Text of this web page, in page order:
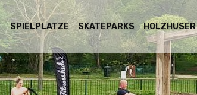
SPIELPLATZE SKATEPARKS HOLZHӒUSER